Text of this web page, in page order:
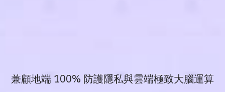
兼顧地端 100% 防護隱私與雲端極致大腦運算